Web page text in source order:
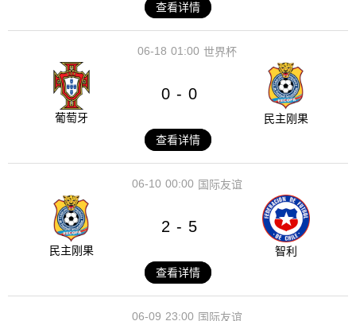
查看详情
01:00
06-18 世界杯
葡萄牙
0 - 0
民主刚果
查看详情
00:00
06-10 国际友谊
民主刚果
2 - 5
智利
查看详情
23:00
06-09 国际友谊